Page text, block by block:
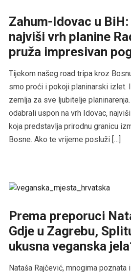
Zahum-Idovac u BiH:
najviši vrh planine
pruža impresivan
Tijekom našeg road tripa kroz
smo proći i pokoji planinarski izlet.
zemlja za sve ljubitelje
odabrali uspon na vrh Idovac,
koja predstavlja prirodnu granicu
Bosne. Ako te vrijeme posluži […]
Prema preporuci
Gdje u Zagrebu,
ukusna veganska
Nataša Rajčević, mnogima